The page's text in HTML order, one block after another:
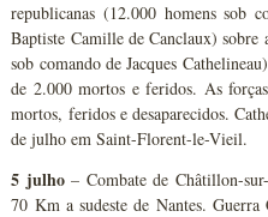
republicanas (12.000 homens sob
Baptiste Camille de Canclaux) sobre
sob comando de Jacques
de 2.000 mortos e feridos. As
mortos, feridos e desaparecidos.
de julho em Saint-Florent-le-Vieil.
5 julho– Combate de Châtillon-
70 Km a sudeste de Nantes.